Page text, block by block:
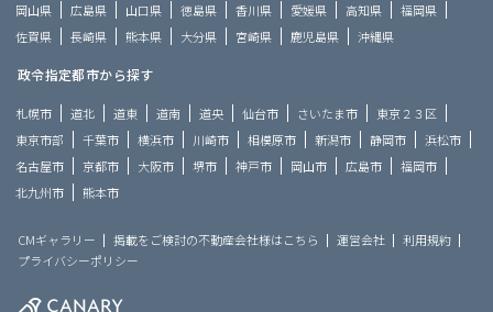
岡山県
広島県 山口県 徳島県 香川県 愛媛県 高知県
福岡県
佐賀県
長崎県 熊本県 大分県 宮崎県 鹿児島県 沖縄県
政令指定都市から探す
札幌市 道北 道東 道南 道央 仙台市 さいたま市
東京２３区
東京市部
千葉市 横浜市 川崎市 相模原市 新潟市 静岡市
浜松市
名古屋市
京都市 大阪市 堺市 神戸市 岡山市 広島市
福岡市
北九州市
熊本市
CMギャラリー 掲載をご検討の不動産会社様はこちら 運営会社
利用規約
プライバシーポリシー